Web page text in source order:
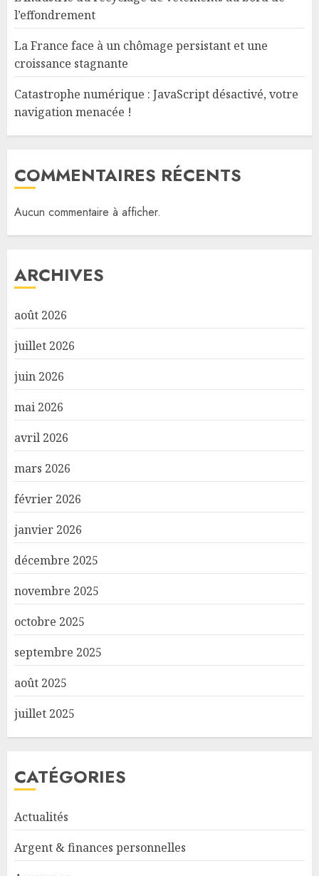
l’effondrement
La France face à un chômage persistant et une
croissance stagnante
Catastrophe numérique : JavaScript désactivé, votre
navigation menacée !
COMMENTAIRES RÉCENTS
Aucun commentaire à afficher.
ARCHIVES
août 2026
juillet 2026
juin 2026
mai 2026
avril 2026
mars 2026
février 2026
janvier 2026
décembre 2025
novembre 2025
octobre 2025
septembre 2025
août 2025
juillet 2025
CATÉGORIES
Actualités
Argent & finances personnelles